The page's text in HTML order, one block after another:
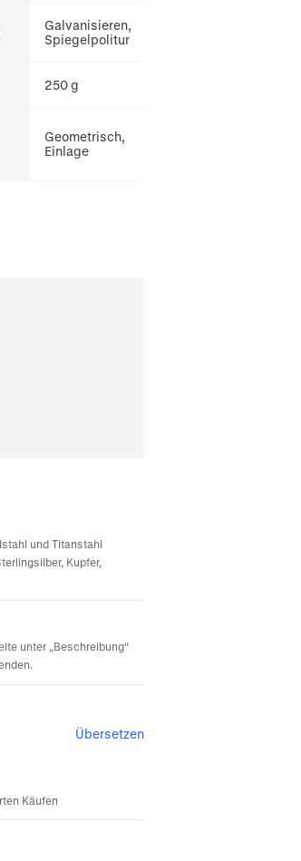
Galvanisieren,
Spiegelpolitur
250 g
Geometrisch,
Einlage
und Titanstahl
Kupfer,
unter „Beschreibung“
Übersetzen
Käufen